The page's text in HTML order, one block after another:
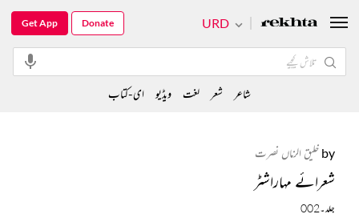
by خلیق الزماں نصرت
شعرائے مہاراشٹر
جلد۔002
URD
Get App Donate
شاعر شعر لغت ویڈیو ای-کتاب